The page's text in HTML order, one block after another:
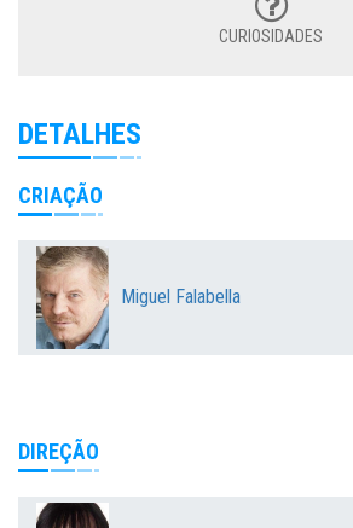
CURIOSIDADES
DETALHES
CRIAÇÃO
Miguel Falabella
DIREÇÃO